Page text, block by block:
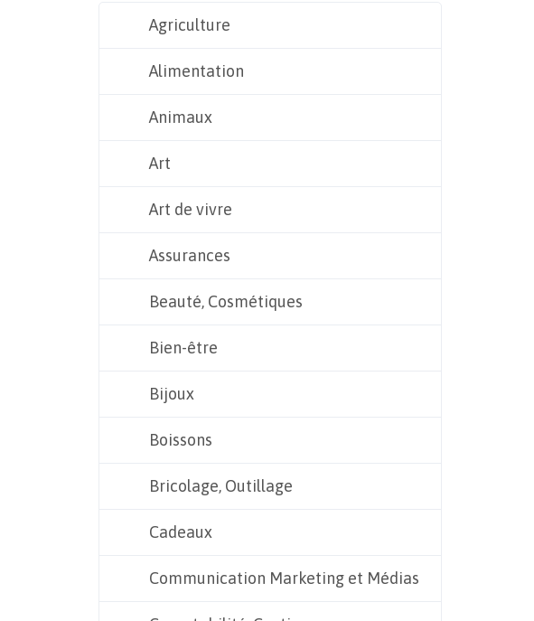
Agriculture
Alimentation
Animaux
Art
Art de vivre
Assurances
Beauté, Cosmétiques
Bien-être
Bijoux
Boissons
Bricolage, Outillage
Cadeaux
Communication Marketing et Médias